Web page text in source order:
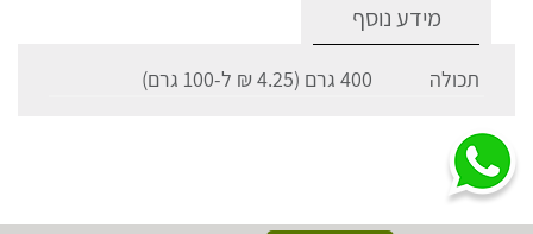
מידע נוסף
תכולה 400 גרם (4.25 ₪ ל-100 גרם)